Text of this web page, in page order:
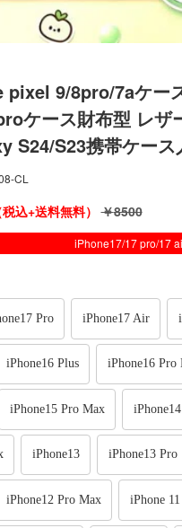
pixel 9/8pro/7aケー
ケース財布型 レザ
S24/S23携帯ケー
CL
込+送料無料）￥8500
iPhone17/17 pro/17
Pro iPhone17 Air
iPhone16 Plus iPhone16 Pro
iPhone15 Pro Max iPhone14
iPhone13 iPhone13 Pro
iPhone12 Pro Max iPhone 11